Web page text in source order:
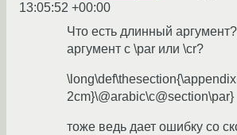
13:05:52 +00:00
Что есть длинный
аргумент с \par или \cr?
2cm}\@arabic\c@section\par}
тоже ведь дает ошибку со